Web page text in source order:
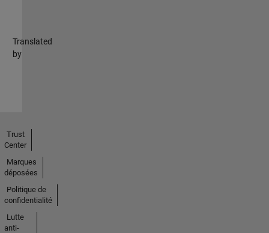
Translated
by
Trust
Center
Marques
déposées
Politique de
confidentialité
Lutte
anti-